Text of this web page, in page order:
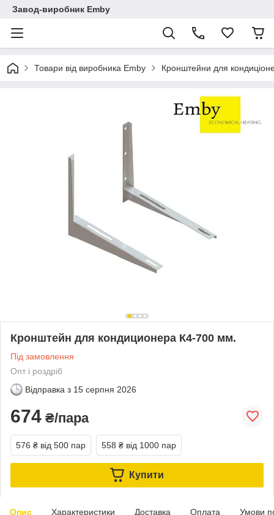
Завод-виробник Emby
Товари від виробника Emby Кронштейни для
Кронштейн для кондиционера К4-700 мм.
Під замовлення
Опт і роздріб
Відправка з 15 серпня 2026
674 ₴/пара
576 ₴ від 500 пар 558 ₴ від 1000 пар
Купити
Опис Характеристики Доставка Оплата Умови